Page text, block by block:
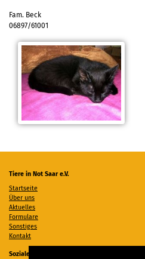
Fam. Beck
06897/61001
Tiere in Not Saar e.V.
Startseite
Über uns
Aktuelles
Formulare
Sonstiges
Kontakt
Soziale Medien